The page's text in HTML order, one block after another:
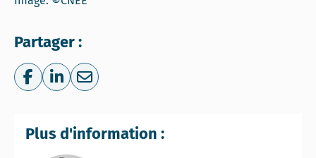
Partager :
Share on Facebook
Share on LinkedIn
Share via e-mail
Plus d'information :